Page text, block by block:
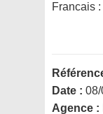
Francais
Date :
Agence :